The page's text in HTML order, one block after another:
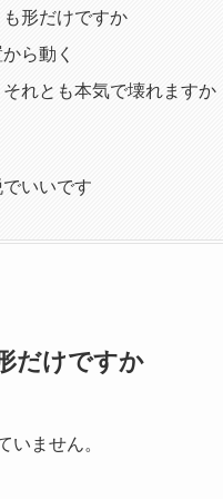
形だけですか
ら動く
れとも本気で壊れますか
いいです
だけですか
ません。